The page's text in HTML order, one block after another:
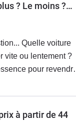
? Le moins ?
Quelle voiture
vite ou lentement ?
pour
neige au soleil ?
lacentrale.fr,
voitures d'occasion.
à partir de 44